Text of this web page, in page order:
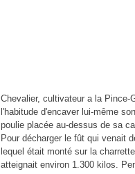
Chevalier, cultivateur a la Pince-
l'habitude d'encaver lui-même
poulie placée au-dessus de sa
Pour décharger le fût qui venait
lequel était monté sur la
atteignait environ 1.300 kilos.